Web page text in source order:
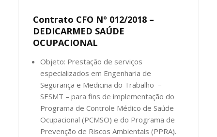
Contrato CFO Nº 012/2018 –
DEDICARMED SAÚDE
OCUPACIONAL
Objeto: Prestação de serviços
especializados em Engenharia de
Segurança e Medicina do Trabalho –
SESMT – para fins de implementação do
Programa de Controle Médico de Saúde
Ocupacional (PCMSO) e do Programa de
Prevenção de Riscos Ambientais (PPRA).